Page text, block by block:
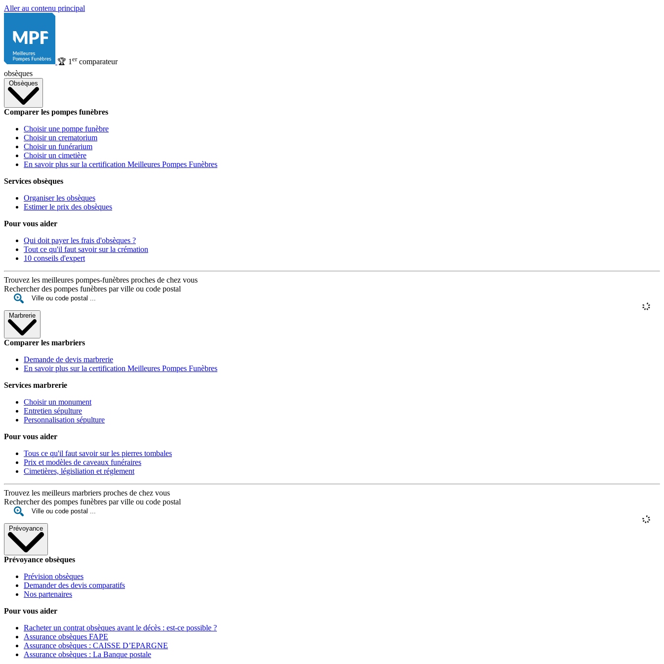
Aller au contenu principal
🏆 1 ercomparateur
obsèques
Obsèques
Comparer les pompes funèbres
Choisir une pompe funèbre
Choisir un crematorium
Choisir un funérarium
Choisir un cimetière
En savoir plus sur la certification Meilleures Pompes Funèbres
Services obsèques
Organiser les obsèques
Estimer le prix des obsèques
Pour vous aider
Qui doit payer les frais d'obsèques ?
Tout ce qu'il faut savoir sur la crémation
10 conseils d'expert
Trouvez les meilleures pompes-funèbres proches de chez vous
Rechercher des pompes funèbres par ville ou code postal
Marbrerie
Comparer les marbriers
Demande de devis marbrerie
En savoir plus sur la certification Meilleures Pompes Funèbres
Services marbrerie
Choisir un monument
Entretien sépulture
Personnalisation sépulture
Pour vous aider
Tous ce qu'il faut savoir sur les pierres tombales
Prix et modèles de caveaux funéraires
Cimetières, législiation et réglement
Trouvez les meilleurs marbriers proches de chez vous
Rechercher des pompes funèbres par ville ou code postal
Prévoyance
Prévoyance obsèques
Prévision obsèques
Demander des devis comparatifs
Nos partenaires
Pour vous aider
Racheter un contrat obsèques avant le décès : est-ce possible ?
Assurance obsèques FAPE
Assurance obsèques : CAISSE D’EPARGNE
Assurance obsèques : La Banque postale